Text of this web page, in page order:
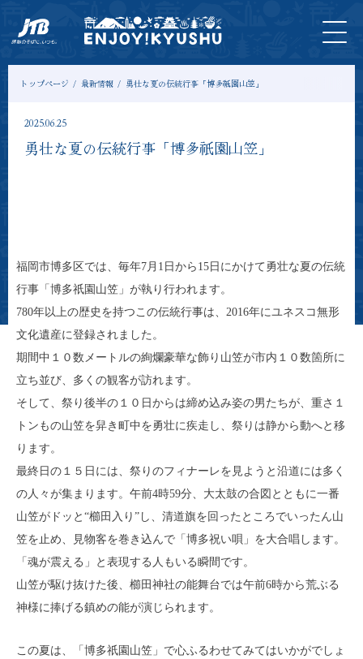
トップページ 最新情報 勇壮な夏の伝統行事「博多祇園山笠」
2025.06.25
勇壮な夏の伝統行事「博多祇園山笠」
福岡市博多区では、毎年7月1日から15日にかけて勇壮な夏の伝統
行事「博多祇園山笠」が執り行われます。
780年以上の歴史を持つこの伝統行事は、2016年にユネスコ無形
文化遺産に登録されました。
期間中１０数メートルの絢爛豪華な飾り山笠が市内１０数箇所に
立ち並び、多くの観客が訪れます。
そして、祭り後半の１０日からは締め込み姿の男たちが、重さ１
トンもの山笠を舁き町中を勇壮に疾走し、祭りは静から動へと移
ります。
最終日の１５日には、祭りのフィナーレを見ようと沿道には多く
の人々が集まります。午前4時59分、大太鼓の合図とともに一番
山笠がドッと“櫛田入り”し、清道旗を回ったところでいったん山
笠を止め、見物客を巻き込んで「博多祝い唄」を大合唱します。
「魂が震える」と表現する人もいる瞬間です。
山笠が駆け抜けた後、櫛田神社の能舞台では午前6時から荒ぶる
神様に捧げる鎮めの能が演じられます。
この夏は、「博多祇園山笠」で心ふるわせてみてはいかがでしょ
HOME
最新
情報
ツアー
＆体験
入
場
券
宿
泊